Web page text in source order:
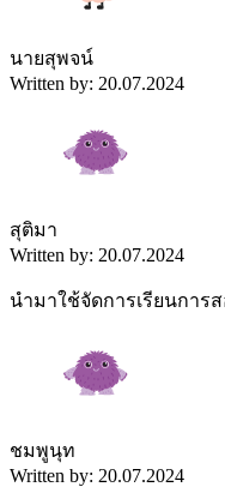
นายสุพจน์
Written by: 20.07.2024
สุติมา
Written by: 20.07.2024
นำมาใช้จัดการเรียนการ
ชมพูนุท
Written by: 20.07.2024